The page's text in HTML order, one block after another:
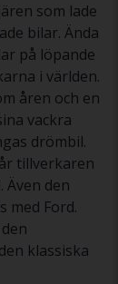
som lade
bilar. Ända
på löpande
i världen.
åren och en
vackra
drömbil.
tillverkaren
den
med Ford.
klassiska